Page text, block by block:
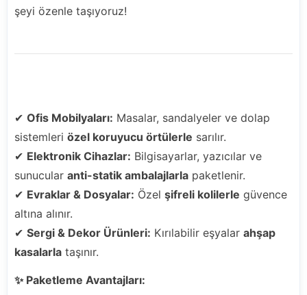
şeyi özenle taşıyoruz!
✔ Ofis Mobilyaları: Masalar, sandalyeler ve dolap
sistemleri özel koruyucu örtülerle sarılır.
✔ Elektronik Cihazlar: Bilgisayarlar, yazıcılar ve
sunucular anti-statik ambalajlarla paketlenir.
✔ Evraklar & Dosyalar: Özel şifreli kolilerle güvence
altına alınır.
✔ Sergi & Dekor Ürünleri: Kırılabilir eşyalar ahşap
kasalarla taşınır.
✨ Paketleme Avantajları: